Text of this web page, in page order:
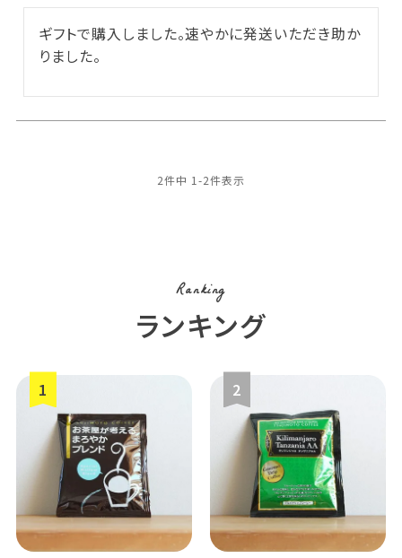
ギフトで購入しました。速やかに発送いただき助か
りました。
2件中 1-2件表示
Ranking
ランキング